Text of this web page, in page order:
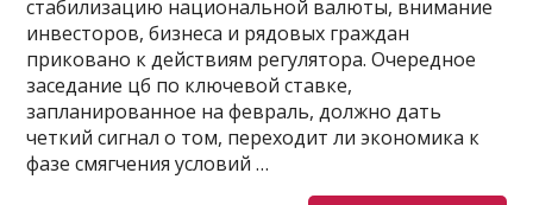
стабилизацию национальной валюты, внимание
инвесторов, бизнеса и рядовых граждан
приковано к действиям регулятора. Очередное
заседание цб по ключевой ставке,
запланированное на февраль, должно дать
четкий сигнал о том, переходит ли экономика к
фазе смягчения условий …